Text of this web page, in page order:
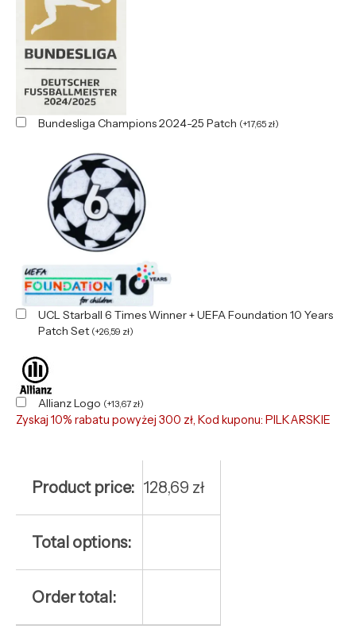
Bundesliga Champions 2024-25 Patch (+17,65 zł)
UCL Starball 6 Times Winner + UEFA Foundation 10 Years
Patch Set (+26,59 zł)
Allianz Logo (+13,67 zł)
Zyskaj 10% rabatu powyżej 300 zł, Kod kuponu: PILKARSKIE
Product price: 128,69 zł
Total options:
Order total: